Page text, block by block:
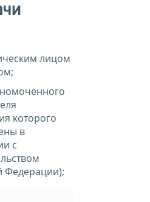
лицом
которого
в
с
Федерации);